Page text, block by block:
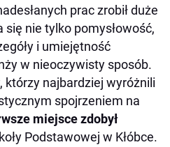
prac zrobił duże
się nie tylko pomysłowość,
i umiejętność
w nieoczywisty sposób.
którzy najbardziej wyróżnili
spojrzeniem na
miejsce zdobył
Podstawowej w Kłóbce.